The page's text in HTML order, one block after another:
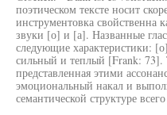
поэтическом тексте носит
инструментовка свойственна
звуки [о] и [а]. Названные
следующие характеристики:
сильный и теплый [Frank: 73].
представленная этими
эмоциональный накал и
семантической структуре